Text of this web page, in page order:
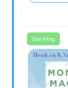
Còn hàng